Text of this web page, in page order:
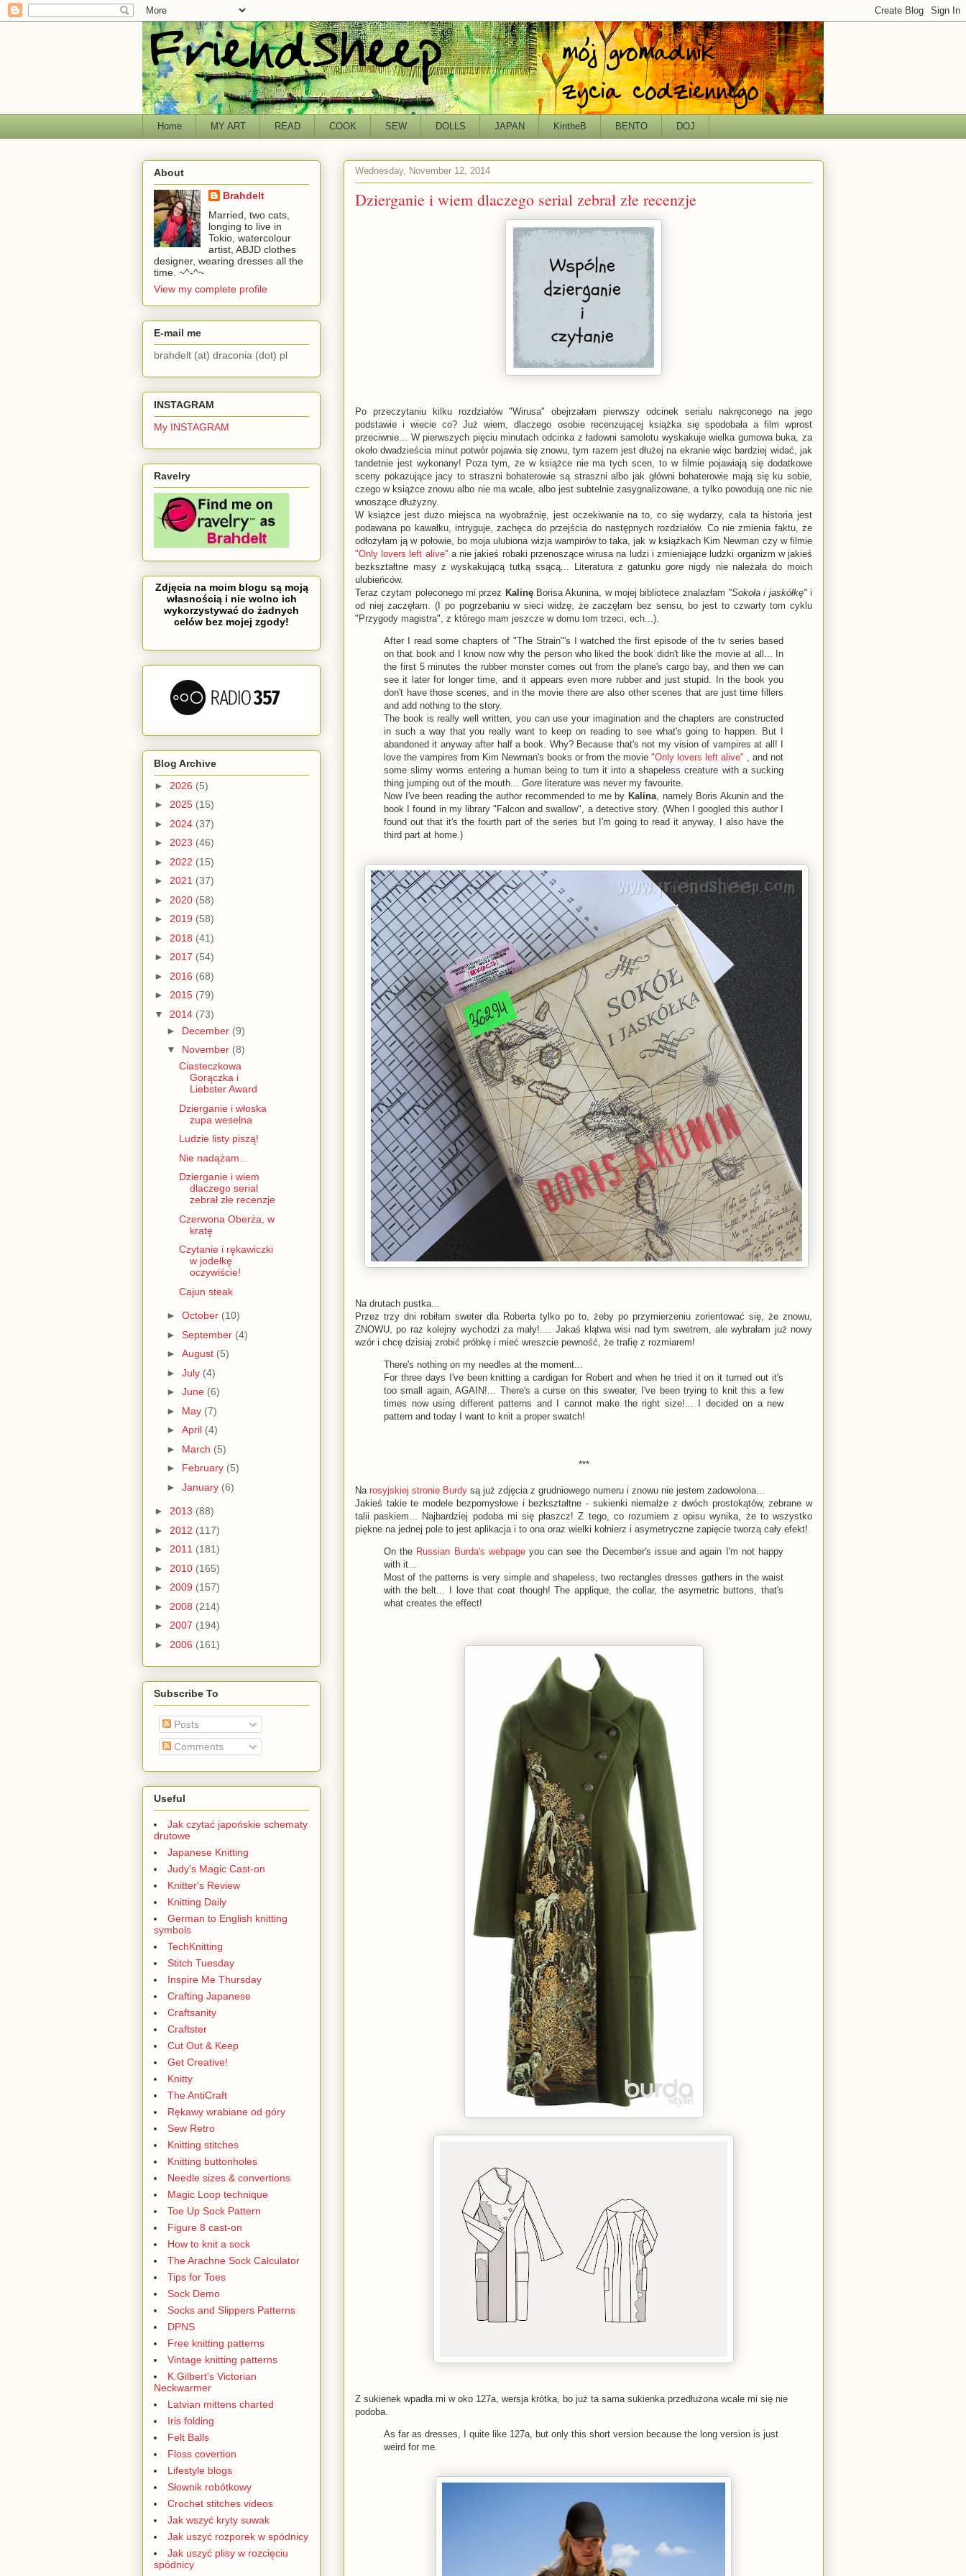
Home MY ART READ COOK SEW DOLLS JAPAN KintheB BENTO DOJ
Wednesday, November 12, 2014
Dzierganie i wiem dlaczego serial zebrał złe recenzje
Po przeczytaniu kilku rozdziałów "Wirusa" obejrzałam pierwszy odcinek serialu nakręconego na jego
podstawie i wiecie co? Już wiem, dlaczego osobie recenzującej książka się spodobała a film wprost
przeciwnie... W pierwszych pięciu minutach odcinka z ładowni samolotu wyskakuje wielka gumowa buka, za
około dwadzieścia minut potwór pojawia się znowu, tym razem jest dłużej na ekranie więc bardziej widać, jak
tandetnie jest wykonany! Poza tym, że w książce nie ma tych scen, to w filmie pojawiają się dodatkowe
sceny pokazujące jacy to straszni bohaterowie są straszni albo jak główni bohaterowie mają się ku sobie,
czego w książce znowu albo nie ma wcale, albo jest subtelnie zasygnalizowane, a tylko powodują one nic nie
wnoszące dłużyzny.
W książce jest dużo miejsca na wyobraźnię, jest oczekiwanie na to, co się wydarzy, cała ta historia jest
podawana po kawałku, intryguje, zachęca do przejścia do następnych rozdziałów. Co nie zmienia faktu, że
odłożyłam ją w połowie, bo moja ulubiona wizja wampirów to taka, jak w książkach Kim Newman czy w filmie
"Only lovers left alive" a nie jakieś robaki przenoszące wirusa na ludzi i zmieniające ludzki organizm w jakieś
bezkształtne masy z wyskakującą tutką ssącą... Literatura z gatunkugore nigdy nie należała do moich
ulubieńców.
Teraz czytam poleconego mi przez KalinęBorisa Akunina, w mojej bibliotece znalazłam "Sokoła i jaskółkę"i
od niej zaczęłam. (I po pogrzebaniu w sieci widzę, że zaczęłam bez sensu, bo jest to czwarty tom cyklu
"Przygody magistra", z którego mam jeszcze w domu tom trzeci, ech...).
After I read some chapters of "The Strain"'s I watched the first episode of the tv series based
on that book and I know now why the person who liked the book didn't like the movie at all... In
the first 5 minutes the rubber monster comes out from the plane's cargo bay, and then we can
see it later for longer time, and it appears even more rubber and just stupid. In the book you
don't have those scenes, and in the movie there are also other scenes that are just time fillers
and add nothing to the story.
The book is really well written, you can use your imagination and the chapters are constructed
in such a way that you really want to keep on reading to see what's going to happen. But I
abandoned it anyway after half a book. Why? Because that's not my vision of vampires at all! I
love the vampires from Kim Newman's books or from the movie "Only lovers left alive" , and not
some slimy worms entering a human being to turn it into a shapeless creature with a sucking
thing jumping out of the mouth... Gore literature was never my favourite.
Now I've been reading the author recommended to me by Kalina , namely Boris Akunin and the
book I found in my library "Falcon and swallow", a detective story. (When I googled this author I
found out that it's the fourth part of the series but I'm going to read it anyway, I also have the
third part at home.)
Na drutach pustka...
Przez trzy dni robiłam sweter dla Roberta tylko po to, żeby po przymierzeniu zorientować się, że znowu,
ZNOWU, po raz kolejny wychodzi za mały!.... Jakaś klątwa wisi nad tym swetrem, ale wybrałam już nowy
wzór i chcę dzisiaj zrobić próbkę i mieć wreszcie pewność, że trafię z rozmiarem!
There's nothing on my needles at the moment...
For three days I've been knitting a cardigan for Robert and when he tried it on it turned out it's
too small again, AGAIN!... There's a curse on this sweater, I've been trying to knit this a few
times now using different patterns and I cannot make the right size!... I decided on a new
pattern and today I want to knit a proper swatch!
***
Na rosyjskiej stronie Burdy są już zdjęcia z grudniowego numeru i znowu nie jestem zadowolona...
Jakieś takie te modele bezpomysłowe i bezkształtne - sukienki niemalże z dwóch prostokątów, zebrane w
talii paskiem... Najbardziej podoba mi się płaszcz! Z tego, co rozumiem z opisu wynika, że to wszystko
piękne na jednej pole to jest aplikacja i to ona oraz wielki kołnierz i asymetryczne zapięcie tworzą cały efekt!
On the Russian Burda's webpageyou can see the December's issue and again I'm not happy
with it...
Most of the patterns is very simple and shapeless, two rectangles dresses gathers in the waist
with the belt... I love that coat though! The applique, the collar, the asymetric buttons, that's
what creates the effect!
Z sukienek wpadła mi w oko 127a, wersja krótka, bo już ta sama sukienka przedłużona wcale mi się nie
podoba.
As far as dresses, I quite like 127a, but only this short version because the long version is just
weird for me.
About
Brahdelt
Married, two cats,
longing to live in
Tokio, watercolour
artist, ABJD clothes
designer, wearing dresses all the
time. ~^-^~
View my complete profile
E-mail me
brahdelt (at) draconia (dot) pl
INSTAGRAM
My INSTAGRAM
Ravelry
Zdjęcia na moim blogu są moją
własnością i nie wolno ich
wykorzystywać do żadnych
celów bez mojej zgody!
Blog Archive
► 2026 (5)
► 2025 (15)
► 2024 (37)
► 2023 (46)
► 2022 (15)
► 2021 (37)
► 2020 (58)
► 2019 (58)
► 2018 (41)
► 2017 (54)
► 2016 (68)
► 2015 (79)
▼ 2014 (73)
► December (9)
▼ November (8)
Ciasteczkowa
Gorączka i
Liebster Award
Dzierganie i włoska
zupa weselna
Ludzie listy piszą!
Nie nadążam...
Dzierganie i wiem
dlaczego serial
zebrał złe recenzje
Czerwona Oberża, w
kratę
Czytanie i rękawiczki
w jodełkę
oczywiście!
Cajun steak
► October (10)
► September (4)
► August (5)
► July (4)
► June (6)
► May (7)
► April (4)
► March (5)
► February (5)
► January (6)
► 2013 (88)
► 2012 (117)
► 2011 (181)
► 2010 (165)
► 2009 (157)
► 2008 (214)
► 2007 (194)
► 2006 (161)
Subscribe To
Posts
Comments
Useful
Jak czytać japońskie schematy
drutowe
Japanese Knitting
Judy's Magic Cast-on
Knitter's Review
Knitting Daily
German to English knitting
symbols
TechKnitting
Stitch Tuesday
Inspire Me Thursday
Crafting Japanese
Craftsanity
Craftster
Cut Out & Keep
Get Creative!
Knitty
The AntiCraft
Rękawy wrabiane od góry
Sew Retro
Knitting stitches
Knitting buttonholes
Needle sizes & convertions
Magic Loop technique
Toe Up Sock Pattern
Figure 8 cast-on
How to knit a sock
The Arachne Sock Calculator
Tips for Toes
Sock Demo
Socks and Slippers Patterns
DPNS
Free knitting patterns
Vintage knitting patterns
K.Gilbert's Victorian
Neckwarmer
Latvian mittens charted
Iris folding
Felt Balls
Floss covertion
Lifestyle blogs
Słownik robótkowy
Crochet stitches videos
Jak wszyć kryty suwak
Jak uszyć rozporek w spódnicy
Jak uszyć plisy w rozcięciu
spódnicy